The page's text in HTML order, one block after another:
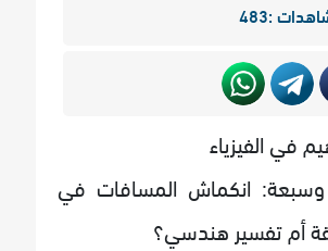
:483
في الفيزياء
وسبعة: انكماش المسافات في
أم تفسير هندسي؟